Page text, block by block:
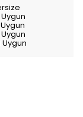
Uygun